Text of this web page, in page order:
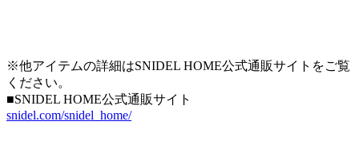
※他アイテムの詳細はSNIDEL HOME公式通販サイトをご覧
ください。
■SNIDEL HOME公式通販サイト
snidel.com/snidel_home/